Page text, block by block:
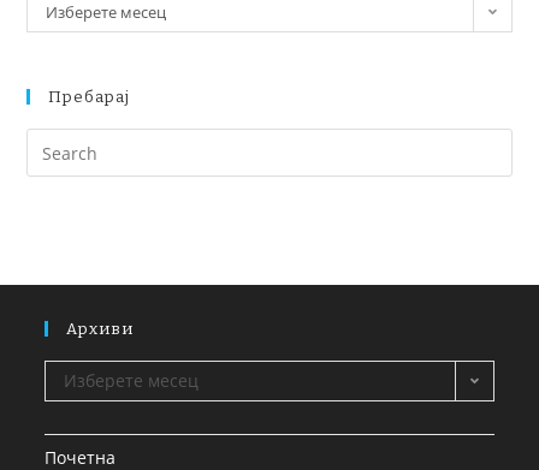
Изберете месец
Пребарај
Архиви
Изберете месец
Почетна